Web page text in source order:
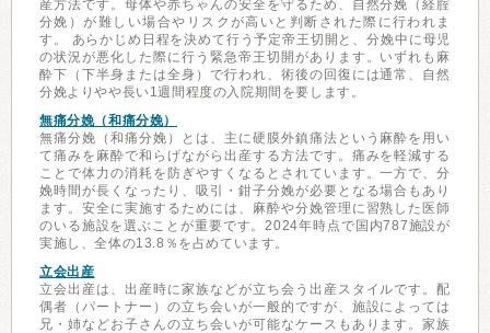
産方法です。母体や赤ちゃんの安全を守るため、自然分娩（経腟
分娩）が難しい場合やリスクが高いと判断された際に行われま
す。 あらかじめ日程を決めて行う予定帝王切開と、分娩中に母児
の状況が悪化した際に行う緊急帝王切開があります。いずれも麻
酔下（下半身または全身）で行われ、術後の回復には通常、自然
分娩よりやや長い1週間程度の入院期間を要します。
無痛分娩（和痛分娩）
無痛分娩（和痛分娩）とは、主に硬膜外鎮痛法という麻酔を用い
て痛みを麻酔で和らげながら出産する方法です。痛みを軽減する
ことで体力の消耗を防ぎやすくなるとされています。一方で、分
娩時間が長くなったり、吸引・鉗子分娩が必要となる場合もあり
ます。安全に実施するためには、麻酔や分娩管理に習熟した医師
のいる施設を選ぶことが重要です。2024年時点で国内787施設が
実施し、全体の13.8％を占めています。
立会出産
立会出産は、出産時に家族などが立ち会う出産スタイルです。配
偶者（パートナー）の立ち会いが一般的ですが、施設によっては
兄・姉などお子さんの立ち会いが可能なケースもあります。家族